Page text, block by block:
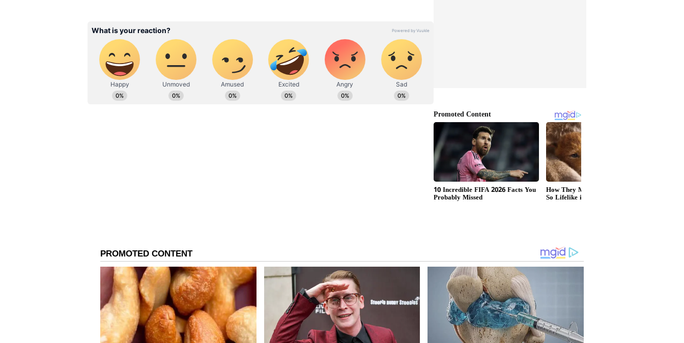
காங்கிரஸ் வெற்றி பெறும்.?
இதனிடையே தேர்தலுக்கு முந்தைய கருத்து கணிப்பில் காங்கிரஸ் கட்சி 118-129